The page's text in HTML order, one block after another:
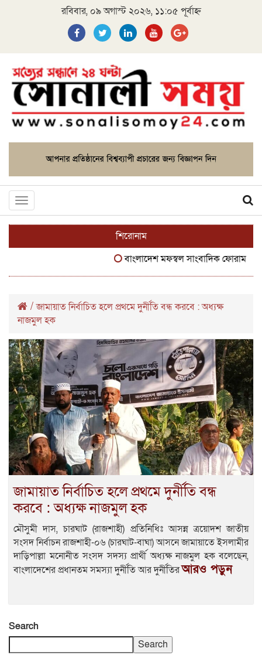
রবিবার, ০৯ অগাস্ট ২০২৬, ১১:০৫ পূর্বাহ্ন
Toggle
navigation
শিরোনাম
বাংলাদেশ মফস্বল সাংবাদিক ফোরাম
/জামায়াত নির্বাচিত হলে প্রথমে দুর্নীতি বন্ধ করবে : অধ্যক্ষ
নাজমুল হক
জামায়াত নির্বাচিত হলে প্রথমে দুর্নীতি বন্ধ
করবে : অধ্যক্ষ নাজমুল হক
মৌসুমী দাস, চারঘাট (রাজশাহী) প্রতিনিধিঃ আসন্ন ত্রয়োদশ জাতীয়
সংসদ নির্বাচন রাজশাহী-০৬ (চারঘাট-বাঘা) আসনে জামায়াতে ইসলামীর
দাড়িপাল্লা মনোনীত সংসদ সদস্য প্রার্থী অধ্যক্ষ নাজমুল হক বলেছেন,
বাংলাদেশের প্রধানতম সমস্যা দুর্নীতি আর দুর্নীতিরআরও পড়ুন
Search
Search